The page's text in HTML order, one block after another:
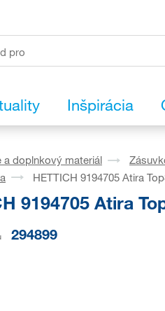
Inšpirácia
a doplnkový materiál
HETTICH 9194705 Atira
9194705 Atira
294899